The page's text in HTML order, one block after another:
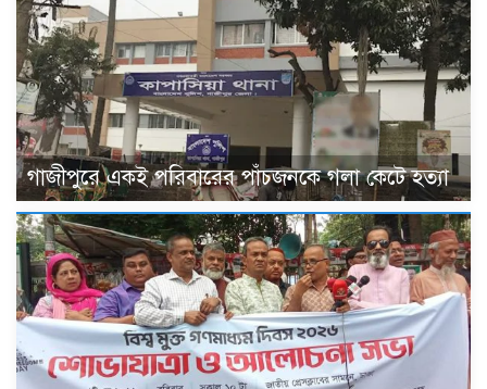
গাজীপুরে একই পরিবারের পাঁচজনকে গলা কেটে হত্যা